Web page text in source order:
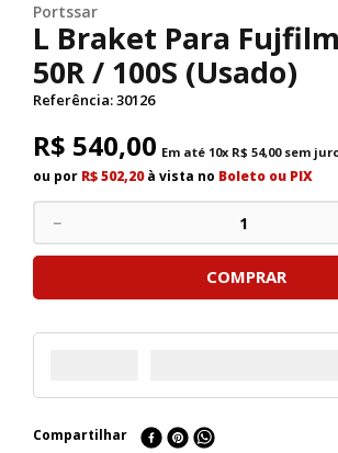
Portssar
L Braket Para
50R / 100S (Usado)
Referência:30126
R$ 540,00 Em até 10x R$ 54,00sem
ou por R$ 502,20à vista no Boleto ou PIX
－
COMPRAR
Compartilhar